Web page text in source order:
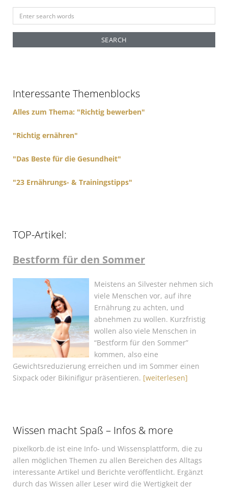
e
r
o
Interessante Themenblocks
Alles zum Thema: "Richtig bewerben"
"Richtig ernähren"
"Das Beste für die Gesundheit"
"23 Ernährungs- & Trainingstipps"
TOP-Artikel:
Bestform für den Sommer
Meistens an Silvester nehmen sich
viele Menschen vor, auf ihre
Ernährung zu achten, und
abnehmen zu wollen. Kurzfristig
wollen also viele Menschen in
“Bestform für den Sommer”
kommen, also eine
Gewichtsreduzierung erreichen und im Sommer einen
Sixpack oder Bikinifigur präsentieren. [weiterlesen]
Wissen macht Spaß – Infos & more
pixelkorb.de ist eine Info- und Wissensplattform, die zu
allen möglichen Themen zu allen Bereichen des Alltags
interessante Artikel und Berichte veröffentlicht. Ergänzt
durch das Wissen aller Leser wird die Wertigkeit der